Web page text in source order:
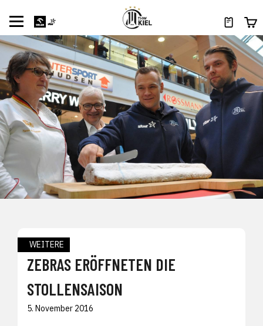
WEITERE
ZEBRAS ERÖFFNETEN DIE
STOLLENSAISON
5. November 2016